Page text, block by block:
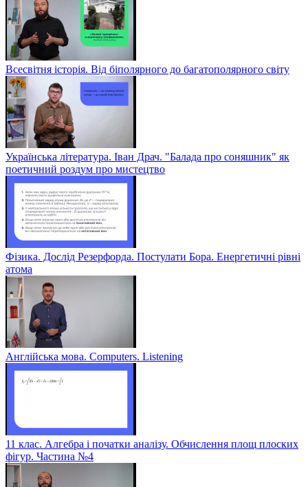
Всесвітня історія. Від біполярного до багатополярного світу
Українська література. Іван Драч. "Балада про соняшник" як
поетичний роздум про мистецтво
Фізика. Дослід Резерфорда. Постулати Бора. Енергетичні рівні
атома
Англійська мова. Computers. Listening
11 клас. Алгебра і початки аналізу. Обчислення площ плоских
фігур. Частина №4